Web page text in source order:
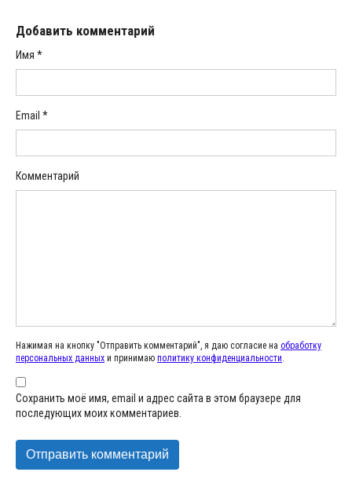
Добавить комментарий
Имя *
Email *
Комментарий
Нажимая на кнопку "Отправить комментарий", я даю согласие на обработку
персональных данных и принимаю политику конфиденциальности
Сохранить моё имя, email и адрес сайта в этом браузере для
последующих моих комментариев.